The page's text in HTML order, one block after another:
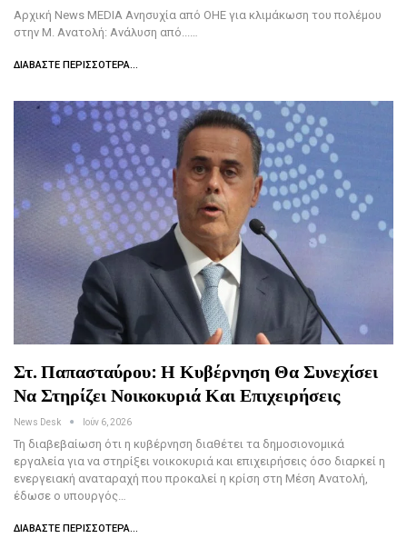
Αρχική News MEDIA Ανησυχία από ΟΗΕ για κλιμάκωση του πολέμου
στην Μ. Ανατολή: Ανάλυση από...…
ΔΙΑΒΆΣΤΕ ΠΕΡΙΣΣΌΤΕΡΑ...
Στ. Παπασταύρου: Η Κυβέρνηση Θα Συνεχίσει
Να Στηρίζει Νοικοκυριά Και Επιχειρήσεις
News Desk Ιούν 6, 2026
Τη διαβεβαίωση ότι η κυβέρνηση διαθέτει τα δημοσιονομικά
εργαλεία για να στηρίξει νοικοκυριά και επιχειρήσεις όσο διαρκεί η
ενεργειακή αναταραχή που προκαλεί η κρίση στη Μέση Ανατολή,
έδωσε ο υπουργός…
ΔΙΑΒΆΣΤΕ ΠΕΡΙΣΣΌΤΕΡΑ...